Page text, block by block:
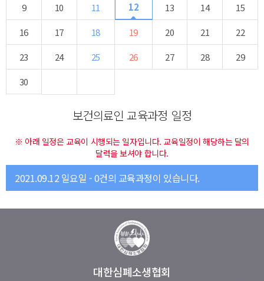
9
10 11 12 13 14
15
16
17 18 19 20 21
22
23
24 25 26 27 28
29
30
보건의료인 교육과정 일정
※ 아래 일정은 교육이 시행되는 일자입니다. 교육일정이 해당하는 달의
달력을 보셔야 합니다.
2021.09.12 일요일 - 0건의 교육과정이 있습니다.
대한심폐소생협회